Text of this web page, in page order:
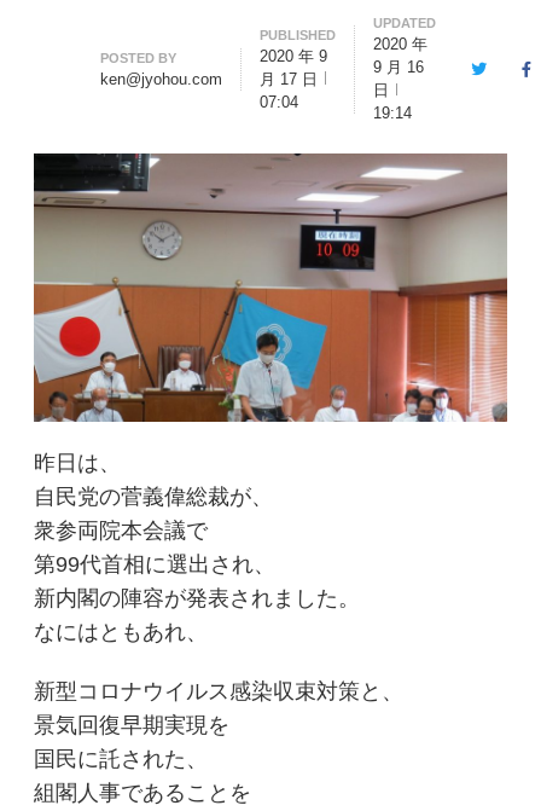
Author
POSTED BY
ken@jyohou.com
PUBLISHED
2020 年 9
月 17 日
07:04
UPDATED
2020 年
9 月 16
日
19:14
Twitter
昨日は、
自民党の菅義偉総裁が、
衆参両院本会議で
第99代首相に選出され、
新内閣の陣容が発表されました。
なにはともあれ、
新型コロナウイルス感染収束対策と、
景気回復早期実現を
国民に託された、
組閣人事であることを